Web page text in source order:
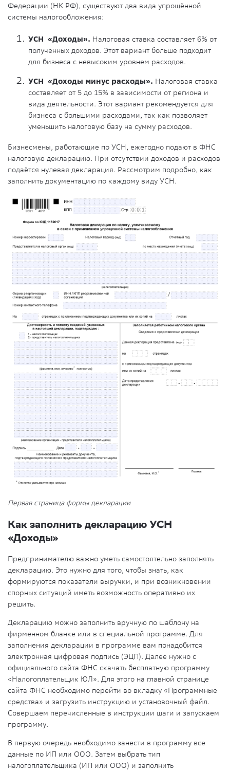
Федерации (НК РФ), существуют два вида упрощённой
системы налогообложения:
УСН «Доходы». Налоговая ставка составляет 6% от
полученных доходов. Этот вариант больше подходит
для бизнеса с невысоким уровнем расходов.
УСН «Доходы минус расходы». Налоговая ставка
составляет от 5 до 15% в зависимости от региона и
вида деятельности. Этот вариант рекомендуется для
бизнеса с большими расходами, так как позволяет
уменьшить налоговую базу на сумму расходов.
Бизнесмены, работающие по УСН, ежегодно подают в ФНС
налоговую декларацию. При отсутствии доходов и расходов
подаётся нулевая декларация. Рассмотрим подробно, как
заполнить документацию по каждому виду УСН.
Первая страница формы декларации
Как заполнить декларацию УСН
«Доходы»
Предпринимателю важно уметь самостоятельно заполнять
декларацию. Это нужно для того, чтобы знать, как
формируются показатели выручки, и при возникновении
спорных ситуаций иметь возможность оперативно их
решить.
Декларацию можно заполнить вручную по шаблону на
фирменном бланке или в специальной программе. Для
заполнения декларации в программе вам понадобится
электронная цифровая подпись (ЭЦП). Далее нужно с
официального сайта ФНС скачать бесплатную программу
«Налогоплательщик ЮЛ». Для этого на главной странице
сайта ФНС необходимо перейти во вкладку «Программные
средства» и загрузить инструкцию и установочный файл.
Совершаем перечисленные в инструкции шаги и запускаем
программу.
В первую очередь необходимо занести в программу все
данные по ИП или ООО. Затем выбрать тип
налогоплательщика (ИП или ООО) и заполнить